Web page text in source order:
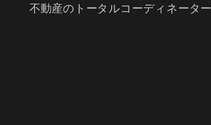
不動産のトータルコーディネーター